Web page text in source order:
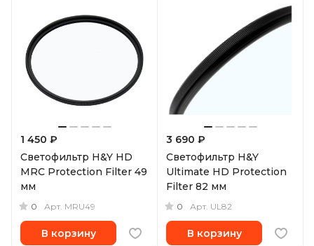
1 450 ₽
Светофильтр H&Y HD
MRC Protection Filter 49
мм
0 Арт. MRU49
В корзину
3 690 ₽
Светофильтр H&Y
Ultimate HD Protection
Filter 82 мм
0 Арт. UL82
В корзину